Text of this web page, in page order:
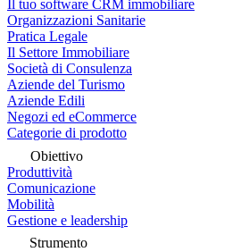
Il tuo software CRM immobiliare
Organizzazioni Sanitarie
Pratica Legale
Il Settore Immobiliare
Società di Consulenza
Aziende del Turismo
Aziende Edili
Negozi ed eCommerce
Categorie di prodotto
Obiettivo
Produttività
Comunicazione
Mobilità
Gestione e leadership
Strumento